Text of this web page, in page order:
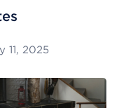
11, 2025